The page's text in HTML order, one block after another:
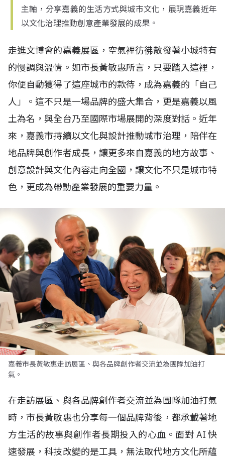
主軸，分享嘉義的生活方式與城市文化，展現嘉義近年
以文化治理推動創意產業發展的成果。
走進文博會的嘉義展區，空氣裡彷彿散發著小城特有
的慢調與溫情。如市長黃敏惠所言，只要踏入這裡，
你便自動獲得了這座城市的款待，成為嘉義的「自己
人」。這不只是一場品牌的盛大集合，更是嘉義以風
土為名，與全台乃至國際市場展開的深度對話。近年
來，嘉義市持續以文化與設計推動城市治理，陪伴在
地品牌與創作者成長，讓更多來自嘉義的地方故事、
創意設計與文化內容走向全國，讓文化不只是城市特
色，更成為帶動產業發展的重要力量。
嘉義市長黃敏惠走訪展區、與各品牌創作者交流並為團隊加油打
氣。
在走訪展區、與各品牌創作者交流並為團隊加油打氣
時，市長黃敏惠也分享每一個品牌背後，都承載著地
方生活的故事與創作者長期投入的心血。面對 AI快
速發展，科技改變的是工具，無法取代地方文化所蘊